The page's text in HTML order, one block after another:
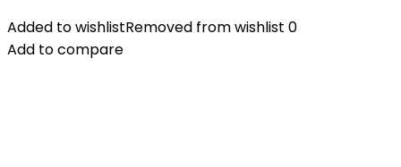
Added to wishlistRemoved from wishlist 0
Add to compare